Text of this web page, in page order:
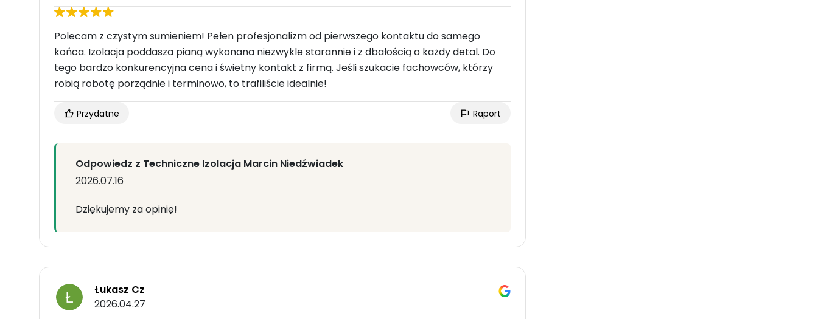
Polecam z czystym sumieniem! Pełen profesjonalizm od pierwszego kontaktu do samego
końca. Izolacja poddasza pianą wykonana niezwykle starannie i z dbałością o każdy detal. Do
tego bardzo konkurencyjna cena i świetny kontakt z firmą. Jeśli szukacie fachowców, którzy
robią robotę porządnie i terminowo, to trafiliście idealnie!
Przydatne Raport
Odpowiedz z Techniczne Izolacja Marcin Niedźwiadek
2026.07.16
Dziękujemy za opinię!
Łukasz Cz
2026.04.27